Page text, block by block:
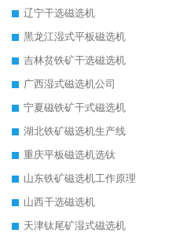
辽宁干选磁选机
黑龙江湿式平板磁选机
吉林贫铁矿干选磁选机
广西湿式磁选机公司
宁夏磁铁矿干式磁选机
湖北铁矿磁选机生产线
重庆平板磁选机选钛
山东铁矿磁选机工作原理
山西干选磁选机
天津钛尾矿湿式磁选机